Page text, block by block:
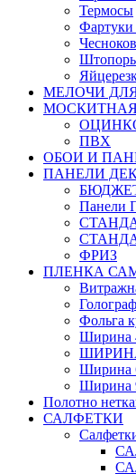
Термосы
Фартуки
МЕЛОЧИ
ПВХ
ОБОИ И
ПАНЕЛИ
Панели
ФРИЗ
ПЛЕНКА
Фольга
Ширина
Ширина
Ширина
Полотно
САЛФЕТКИ